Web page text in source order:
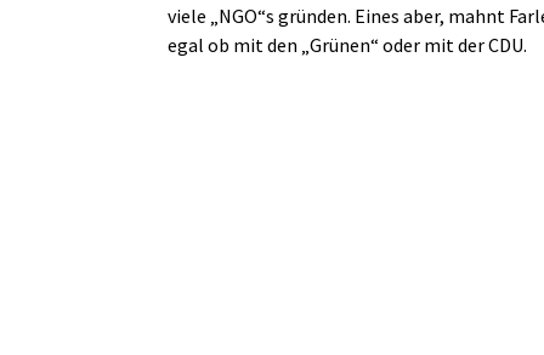
viele „NGO“s gründen. Eines aber, mahnt
egal ob mit den „Grünen“ oder mit der CDU.